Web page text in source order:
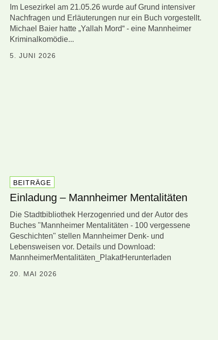
Im Lesezirkel am 21.05.26 wurde auf Grund intensiver
Nachfragen und Erläuterungen nur ein Buch vorgestellt.
Michael Baier hatte „Yallah Mord“ - eine Mannheimer
Kriminalkomödie...
5. JUNI 2026
BEITRÄGE
Einladung – Mannheimer Mentalitäten
Die Stadtbibliothek Herzogenried und der Autor des
Buches "Mannheimer Mentalitäten - 100 vergessene
Geschichten" stellen Mannheimer Denk- und
Lebensweisen vor. Details und Download:
MannheimerMentalitäten_PlakatHerunterladen
20. MAI 2026